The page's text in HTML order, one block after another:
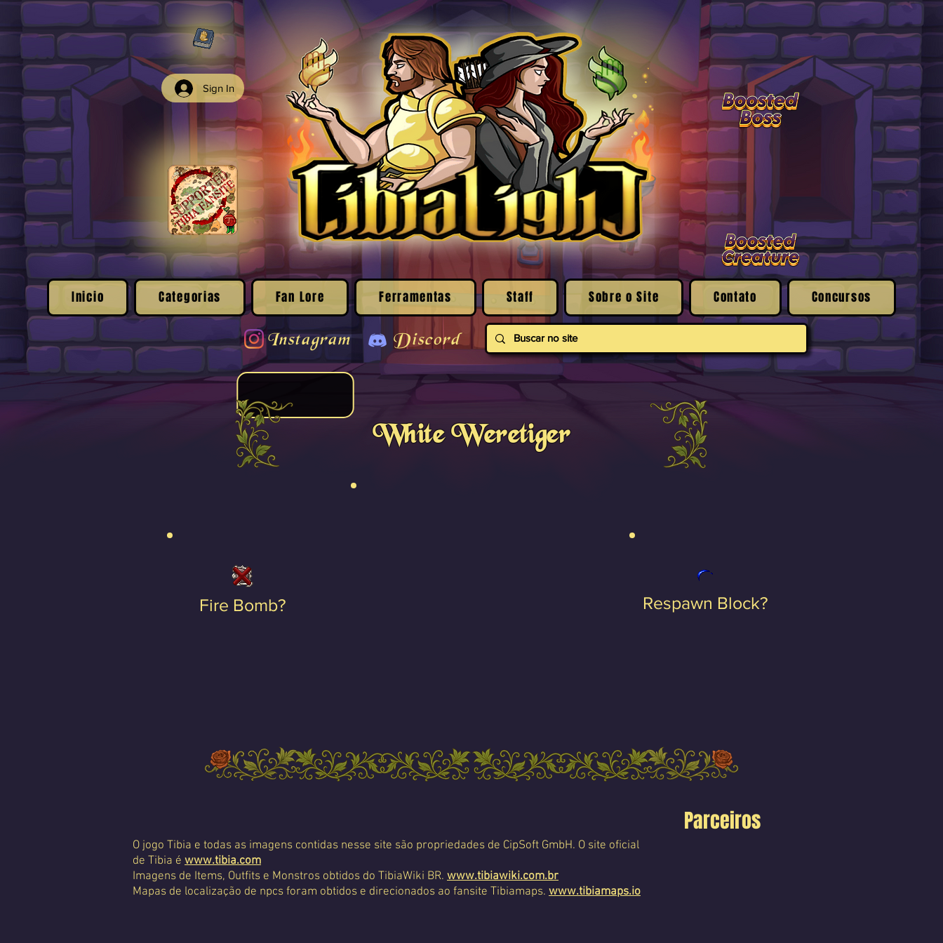
Sign In
Inicio Categorias Fan Lore Ferramentas Staff Sobre o Site Contato Concursos
Instagram Discord
White Weretiger
Fire Bomb? Respawn Block?
Parceiros
O jogo Tibia e todas as imagens contidas nesse site são propriedades de CipSoft GmbH. O site oficial
de Tibia é www.tibia.com
Imagens de Items, Outfits e Monstros obtidos do TibiaWiki BR. www.tibiawiki.com.br
Mapas de localização de npcs foram obtidos e direcionados ao fansite Tibiamaps. www.tibiamaps.io